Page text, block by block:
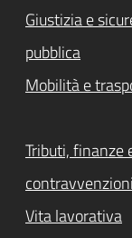
Giustizia e
pubblica
Mobilità e
Tributi, finanze
contravvenzioni
Vita lavorativa